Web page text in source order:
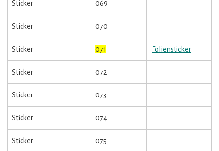
Sticker 069
Sticker 070
Sticker 071 Foliensticker
Sticker 072
Sticker 073
Sticker 074
Sticker 075